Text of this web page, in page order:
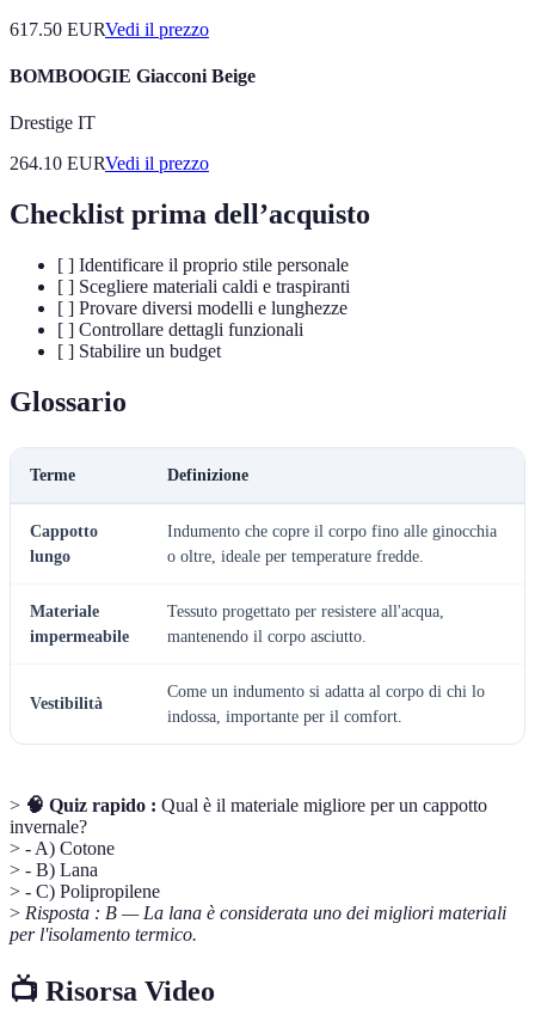
617.50 EURVedi il prezzo
BOMBOOGIE Giacconi Beige
Drestige IT
264.10 EURVedi il prezzo
Checklist prima dell’acquisto
[ ] Identificare il proprio stile personale
[ ] Scegliere materiali caldi e traspiranti
[ ] Provare diversi modelli e lunghezze
[ ] Controllare dettagli funzionali
[ ] Stabilire un budget
Glossario
Terme Definizione
Cappotto
lungo
Indumento che copre il corpo fino alle ginocchia
o oltre, ideale per temperature fredde.
Materiale
impermeabile
Tessuto progettato per resistere all'acqua,
mantenendo il corpo asciutto.
Vestibilità
Come un indumento si adatta al corpo di chi lo
indossa, importante per il comfort.
> 🧠 Quiz rapido : Qual è il materiale migliore per un cappotto
invernale?
> - A) Cotone
> - B) Lana
> - C) Polipropilene
> Risposta : B — La lana è considerata uno dei migliori materiali
per l'isolamento termico.
📺 Risorsa Video